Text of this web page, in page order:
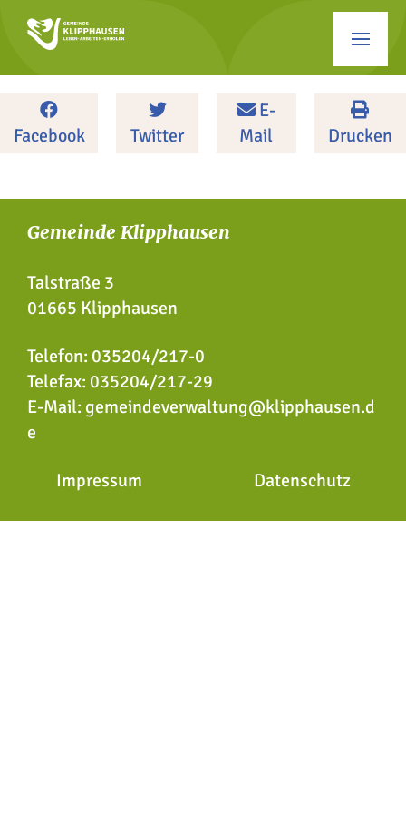
Facebook Twitter
E-
Mail
Drucken
Gemeinde Klipphausen
Talstraße 3
01665 Klipphausen
Telefon: 035204/217-0
Telefax: 035204/217-29
E-Mail: gemeindeverwaltung@klipphausen.d
e
Impressum Datenschutz